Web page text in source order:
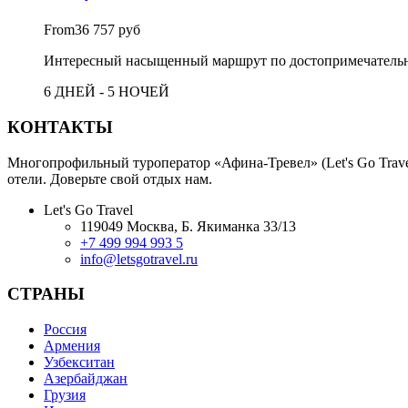
From36 757 руб
Интересный насыщенный маршрут по
6 ДНЕЙ - 5 НОЧЕЙ
КОНТАКТЫ
Многопрофильный туроператор «Афина-Тревел» (Let's Go
отели. Доверьте свой отдых нам.
Let's Go Travel
119049 Москва, Б. Якиманка 33/13
+7 499 994 993 5
info@letsgotravel.ru
СТРАНЫ
Россия
Армения
Узбекситан
Азербайджан
Грузия